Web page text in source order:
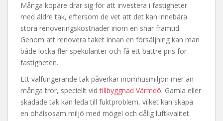
Många köpare drar sig för att investera i fastigheter
med äldre tak, eftersom de vet att det kan innebära
stora renoveringskostnader inom en snar framtid.
Genom att renovera taket innan en försäljning kan man
både locka fler spekulanter och få ett bättre pris för
fastigheten.
Ett välfungerande tak påverkar inomhusmiljön mer än
många tror, speciellt vidtillbyggnad Värmdö. Gamla eller
skadade tak kan leda till fuktproblem, vilket kan skapa
en ohälsosam miljö med mögel och dålig luftkvalitet.